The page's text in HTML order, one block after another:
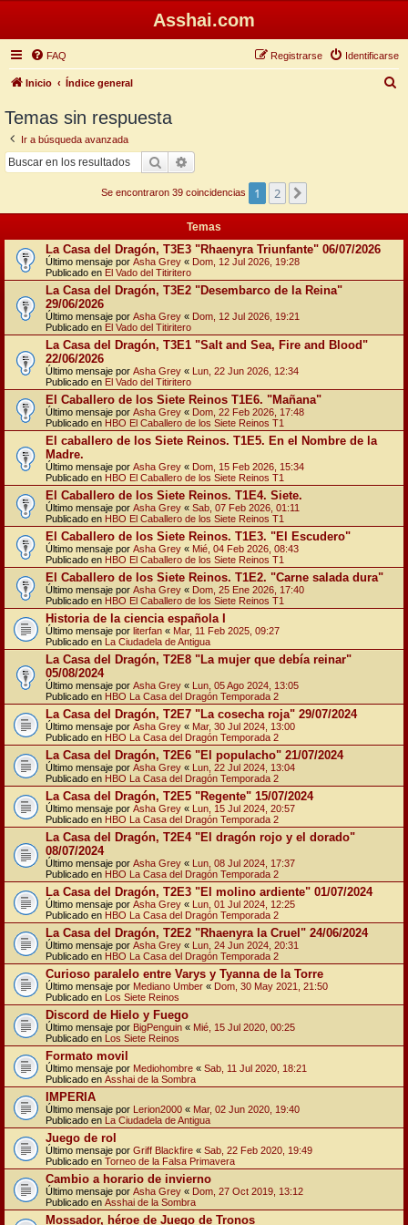
Asshai.com
FAQ Identificarse
Registrarse
Inicio Índice general
Temas sin respuesta
Ir a búsqueda avanzada
Buscar
Se encontraron 39 coincidencias 1 2
Temas
La Casa del Dragón, T3E3 "Rhaenyra Triunfante" 06/07/2026
Último mensaje por Asha Grey « Dom, 12 Jul 2026, 19:28
Publicado en El Vado del Titiritero
La Casa del Dragón, T3E2 "Desembarco de la Reina"
29/06/2026
Último mensaje por Asha Grey « Dom, 12 Jul 2026, 19:21
Publicado en El Vado del Titiritero
La Casa del Dragón, T3E1 "Salt and Sea, Fire and Blood"
22/06/2026
Último mensaje por Asha Grey « Lun, 22 Jun 2026, 12:34
Publicado en El Vado del Titiritero
El Caballero de los Siete Reinos T1E6. "Mañana"
Último mensaje por Asha Grey « Dom, 22 Feb 2026, 17:48
Publicado en HBO El Caballero de los Siete Reinos T1
El caballero de los Siete Reinos. T1E5. En el Nombre de la
Madre.
Último mensaje por Asha Grey « Dom, 15 Feb 2026, 15:34
Publicado en HBO El Caballero de los Siete Reinos T1
El Caballero de los Siete Reinos. T1E4. Siete.
Último mensaje por Asha Grey « Sab, 07 Feb 2026, 01:11
Publicado en HBO El Caballero de los Siete Reinos T1
El Caballero de los Siete Reinos. T1E3. "El Escudero"
Último mensaje por Asha Grey « Mié, 04 Feb 2026, 08:43
Publicado en HBO El Caballero de los Siete Reinos T1
El Caballero de los Siete Reinos. T1E2. "Carne salada dura"
Último mensaje por Asha Grey « Dom, 25 Ene 2026, 17:40
Publicado en HBO El Caballero de los Siete Reinos T1
Historia de la ciencia española I
Último mensaje por literfan « Mar, 11 Feb 2025, 09:27
Publicado en La Ciudadela de Antigua
La Casa del Dragón, T2E8 "La mujer que debía reinar"
05/08/2024
Último mensaje por Asha Grey « Lun, 05 Ago 2024, 13:05
Publicado en HBO La Casa del Dragón Temporada 2
La Casa del Dragón, T2E7 "La cosecha roja" 29/07/2024
Último mensaje por Asha Grey « Mar, 30 Jul 2024, 13:00
Publicado en HBO La Casa del Dragón Temporada 2
La Casa del Dragón, T2E6 "El populacho" 21/07/2024
Último mensaje por Asha Grey « Lun, 22 Jul 2024, 13:04
Publicado en HBO La Casa del Dragón Temporada 2
La Casa del Dragón, T2E5 "Regente" 15/07/2024
Último mensaje por Asha Grey « Lun, 15 Jul 2024, 20:57
Publicado en HBO La Casa del Dragón Temporada 2
La Casa del Dragón, T2E4 "El dragón rojo y el dorado"
08/07/2024
Último mensaje por Asha Grey « Lun, 08 Jul 2024, 17:37
Publicado en HBO La Casa del Dragón Temporada 2
La Casa del Dragón, T2E3 "El molino ardiente" 01/07/2024
Último mensaje por Asha Grey « Lun, 01 Jul 2024, 12:25
Publicado en HBO La Casa del Dragón Temporada 2
La Casa del Dragón, T2E2 "Rhaenyra la Cruel" 24/06/2024
Último mensaje por Asha Grey « Lun, 24 Jun 2024, 20:31
Publicado en HBO La Casa del Dragón Temporada 2
Curioso paralelo entre Varys y Tyanna de la Torre
Último mensaje por Mediano Umber « Dom, 30 May 2021, 21:50
Publicado en Los Siete Reinos
Discord de Hielo y Fuego
Último mensaje por BigPenguin « Mié, 15 Jul 2020, 00:25
Publicado en Los Siete Reinos
Formato movil
Último mensaje por Mediohombre « Sab, 11 Jul 2020, 18:21
Publicado en Asshai de la Sombra
IMPERIA
Último mensaje por Lerion2000 « Mar, 02 Jun 2020, 19:40
Publicado en La Ciudadela de Antigua
Juego de rol
Último mensaje por Griff Blackfire « Sab, 22 Feb 2020, 19:49
Publicado en Torneo de la Falsa Primavera
Cambio a horario de invierno
Último mensaje por Asha Grey « Dom, 27 Oct 2019, 13:12
Publicado en Asshai de la Sombra
Mossador, héroe de Juego de Tronos